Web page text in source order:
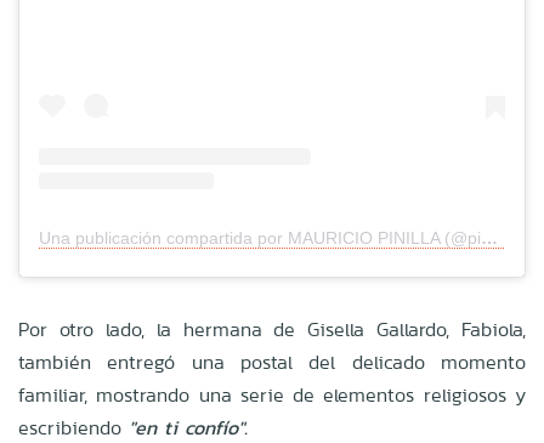
Una publicación compartida por MAURICIO PINILLA (@pinigol9)
Por otro lado, la hermana de Gisella Gallardo, Fabiola,
también entregó una postal del delicado momento
familiar, mostrando una serie de elementos religiosos y
escribiendo "en ti confío".